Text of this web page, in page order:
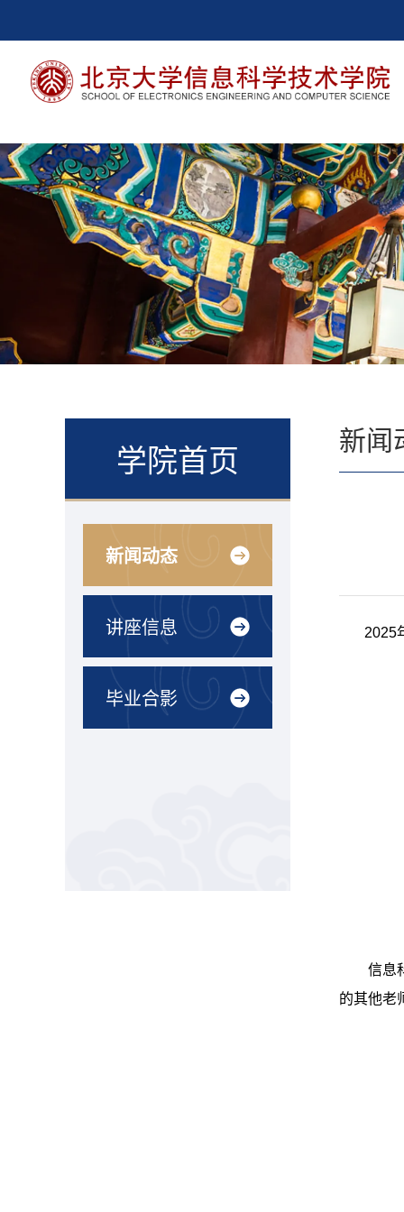
学院首页
新闻动态
讲座信息
毕业合影
新闻
2025
信息
的其他老